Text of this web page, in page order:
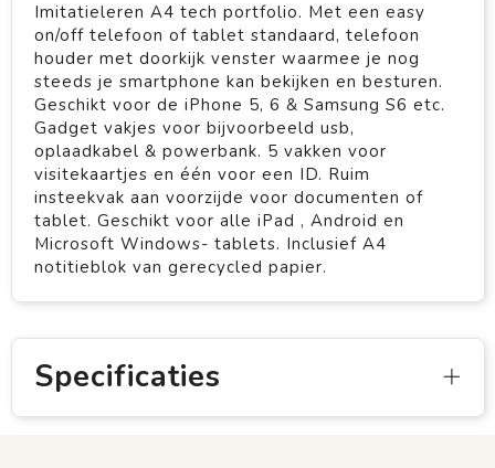
Imitatieleren A4 tech portfolio. Met een easy
on/off telefoon of tablet standaard, telefoon
houder met doorkijk venster waarmee je nog
steeds je smartphone kan bekijken en besturen.
Geschikt voor de iPhone 5, 6 & Samsung S6 etc.
Gadget vakjes voor bijvoorbeeld usb,
oplaadkabel & powerbank. 5 vakken voor
visitekaartjes en één voor een ID. Ruim
insteekvak aan voorzijde voor documenten of
tablet. Geschikt voor alle iPad , Android en
Microsoft Windows- tablets. Inclusief A4
notitieblok van gerecycled papier.
Specificaties